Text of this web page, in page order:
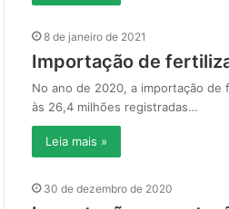
8 de janeiro de 2021
Importação de
No ano de 2020, a importação
às 26,4 milhões registradas…
Leia mais »
30 de dezembro de 2020